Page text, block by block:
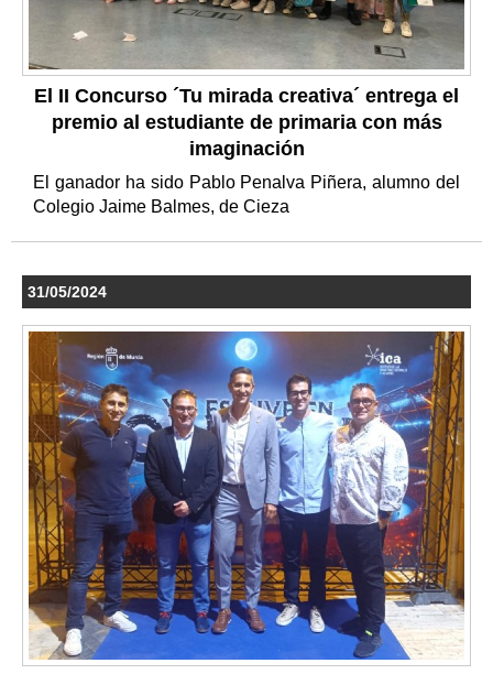
El II Concurso ´Tu mirada creativa´ entrega el
premio al estudiante de primaria con más
imaginación
El ganador ha sido Pablo Penalva Piñera, alumno del
Colegio Jaime Balmes, de Cieza
31/05/2024